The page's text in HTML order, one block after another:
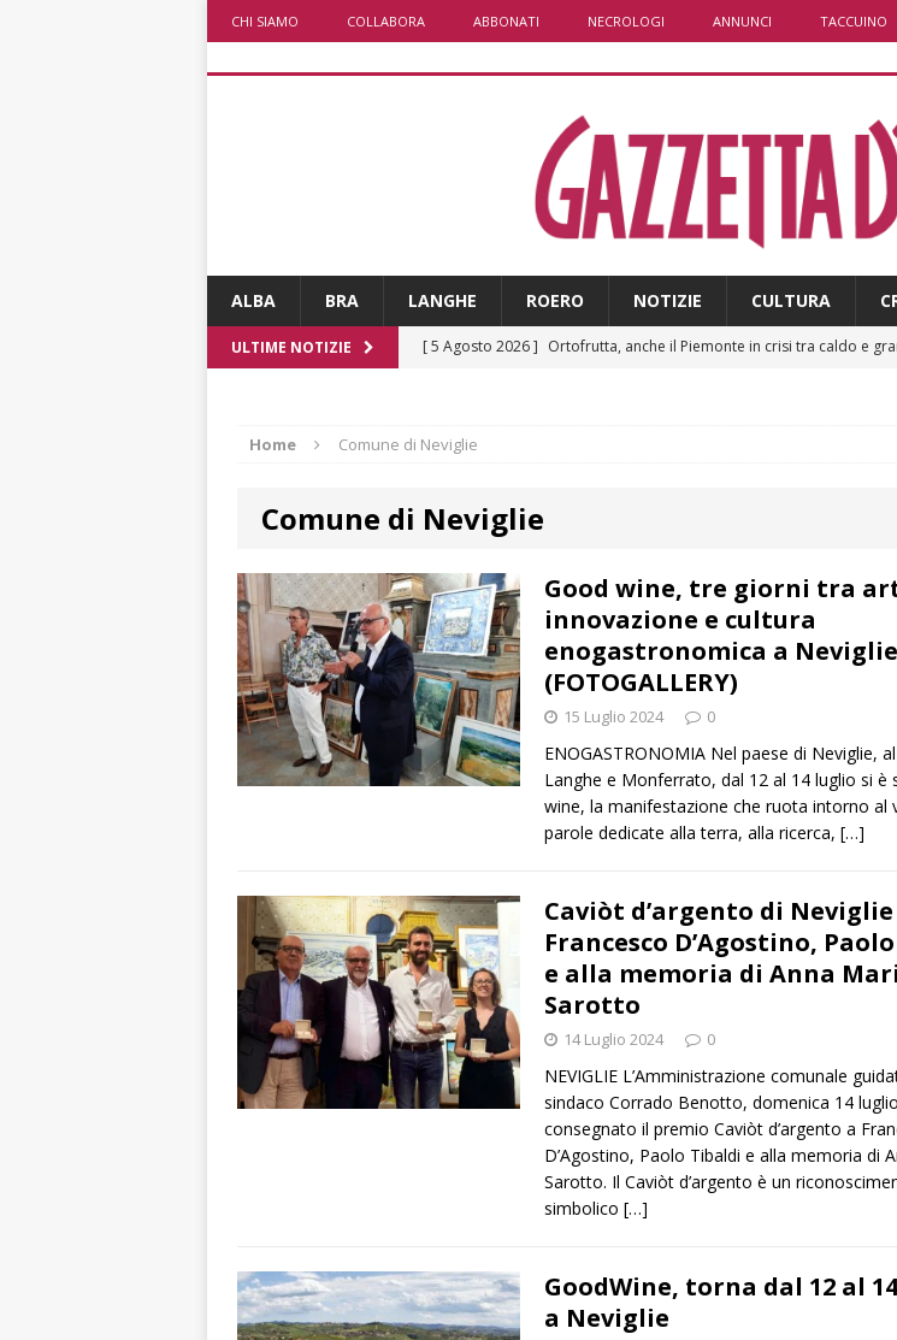
CHI SIAMO COLLABORA ABBONATI NECROLOGI ANNUNCI TACCUINO
ALBA BRA LANGHE ROERO NOTIZIE CULTURA
ULTIME NOTIZIE [ 5 Agosto 2026 ] Ortofrutta, anche il Piemonte in crisi tra caldo e
[ 5 Agosto 2026 ]
[ 5 Agosto 2026 ]
Serie D, secondo test per il Bra Calcio: sfida con la
BRA
[ 5 Agosto 2026 ]
ITINERARI / Valle Varaita: camminare in compagnia
Sarvanot, piccoli folletti dispettosi
ALTRE NOTIZIE
[ 5 Agosto 2026 ]
Incidente in viale Madonna dei Fiori a Bra, un
Tangenziale di Alba chiusa a Mogliasso verso Asti
[ 5 Agosto 2026 ]
Piemonte Film TV Fund: 13 progetti finanziati con 4
CULTURA
Home Comune di Neviglie
Comune di Neviglie
Good wine, tre giorni tra
innovazione e cultura
enogastronomica a Neviglie
(FOTOGALLERY)
15 Luglio 2024 0
ENOGASTRONOMIA Nel paese di Neviglie,
Langhe e Monferrato, dal 12 al 14 luglio si è
wine, la manifestazione che ruota intorno al
parole dedicate alla terra, alla ricerca, […]
Caviòt d’argento di Neviglie
Francesco D’Agostino,
e alla memoria di Anna
Sarotto
14 Luglio 2024 0
NEVIGLIE L’Amministrazione comunale
sindaco Corrado Benotto, domenica 14
consegnato il premio Caviòt d’argento a
D’Agostino, Paolo Tibaldi e alla memoria di
Sarotto. Il Caviòt d’argento è un
simbolico […]
GoodWine, torna dal 12 al
a Neviglie